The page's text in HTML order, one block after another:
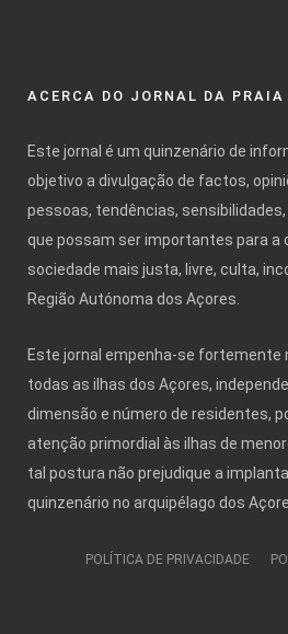
ACERCA DO JORNAL DA PRAIA
Este jornal é um quinzenário de
objetivo a divulgação de factos,
pessoas, tendências,
que possam ser importantes para a
sociedade mais justa, livre, culta,
Região Autónoma dos Açores.
Este jornal empenha-se fortemente
todas as ilhas dos Açores,
dimensão e número de residentes,
atenção primordial às ilhas de
tal postura não prejudique a
quinzenário no arquipélago dos
POLÍTICA DE PRIVACIDADE